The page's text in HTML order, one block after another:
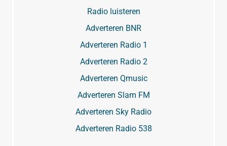
Radio luisteren
Adverteren BNR
Adverteren Radio 1
Adverteren Radio 2
Adverteren Qmusic
Adverteren Slam FM
Adverteren Sky Radio
Adverteren Radio 538